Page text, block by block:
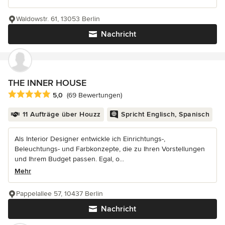
Nachricht
Waldowstr. 61, 13053 Berlin
THE INNER HOUSE
Durchschnittliche Bewertung: 5 von 5 Sternen
5,0 (69 Bewertungen)
11 Aufträge über Houzz Spricht Englisch, Spanisch
Als Interior Designer entwickle ich Einrichtungs-,
Beleuchtungs- und Farbkonzepte, die zu Ihren Vorstellungen
und Ihrem Budget passen. Egal, o...
Mehr
Nachricht
Pappelallee 57, 10437 Berlin